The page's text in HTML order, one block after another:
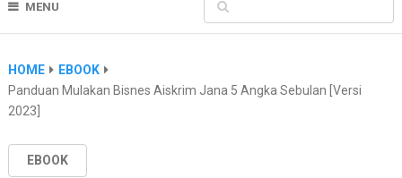
MENU
HOME
EBOOK
Panduan Mulakan Bisnes Aiskrim Jana 5 Angka Sebulan [Versi
2023]
EBOOK